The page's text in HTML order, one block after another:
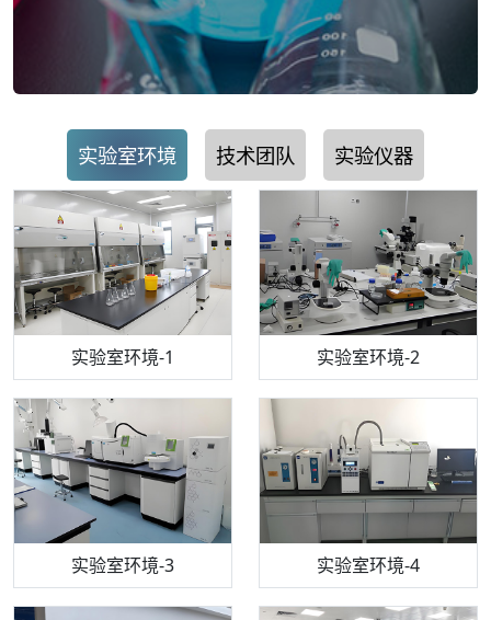
实验室环境 技术团队 实验仪器
实验室环境-1 实验室环境-2
实验室环境-3 实验室环境-4
机构质检技术员-1 机构质检技术员-2
机构质检技术员-3 机构质检技术员-4
步入式恒温恒湿试验箱 电感耦合等离子体光谱仪
高效液相色谱仪 流式细胞仪